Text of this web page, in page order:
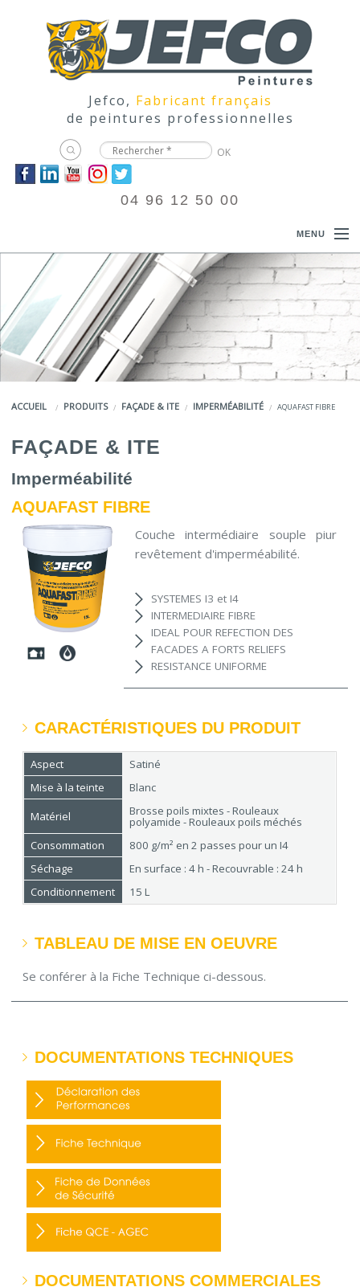
Jefco, Fabricant français
de peintures professionnelles
04 96 12 50 00
MENU
ACCUEIL
PRODUITS
DOCUMENTATIONS
COULEURS
LA MARQUE JEFCO®
ACCUEIL PRODUITS FAÇADE & ITE IMPERMÉABILITÉ AQUAFAST FIBRE
FAÇADE & ITE
Imperméabilité
AQUAFAST FIBRE
Couche intermédiaire souple piur
revêtement d'imperméabilité.
SYSTEMES I3 et I4
INTERMEDIAIRE FIBRE
IDEAL POUR REFECTION DES
FACADES A FORTS RELIEFS
RESISTANCE UNIFORME
CARACTÉRISTIQUES DU PRODUIT
Aspect
Satiné
Mise à la teinte
Blanc
Matériel
Brosse poils mixtes - Rouleaux
polyamide - Rouleaux poils méchés
Consommation
800 g/m² en 2 passes pour un I4
Séchage
En surface : 4 h - Recouvrable : 24 h
Conditionnement
15 L
TABLEAU DE MISE EN OEUVRE
Se conférer à la Fiche Technique ci-dessous.
DOCUMENTATIONS TECHNIQUES
DOCUMENTATIONS COMMERCIALES